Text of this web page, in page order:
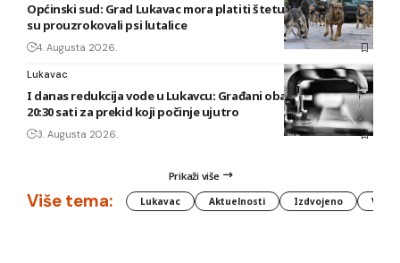
Općinski sud: Grad Lukavac mora platiti štetu na vozilu koju
su prouzrokovali psi lutalice
4. Augusta 2026.
Lukavac
I danas redukcija vode u Lukavcu: Građani obaviješteni tek u
20:30 sati za prekid koji počinje ujutro
3. Augusta 2026.
Prikaži više
Više tema: Lukavac Aktuelnosti Izdvojeno